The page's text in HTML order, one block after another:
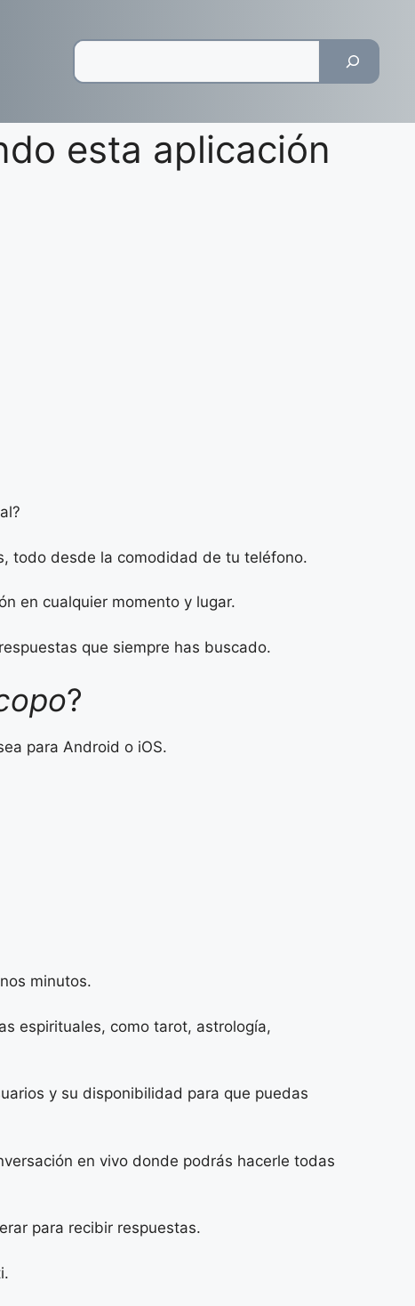
esta aplicación
todo desde la comodidad de tu teléfono.
en cualquier momento y lugar.
que siempre has buscado.
?
para Android o iOS.
minutos.
espirituales, como tarot, astrología,
y su disponibilidad para que puedas
en vivo donde podrás hacerle todas
para recibir respuestas.